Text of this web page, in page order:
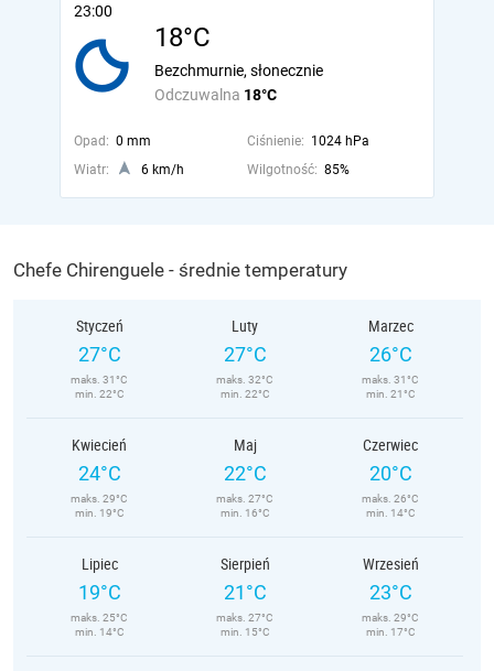
23:00
18°C
Odczuwalna 18°C
Bezchmurnie, słonecznie
Opad: 0 mm Ciśnienie: 1024 hPa
Wiatr:
6 km/h Wilgotność: 85%
Chefe Chirenguele - średnie temperatury
Styczeń
27°C
maks. 31°C
min. 22°C
Luty
27°C
maks. 32°C
min. 22°C
Marzec
26°C
maks. 31°C
min. 21°C
Kwiecień
24°C
maks. 29°C
min. 19°C
Maj
22°C
maks. 27°C
min. 16°C
Czerwiec
20°C
maks. 26°C
min. 14°C
Lipiec
19°C
maks. 25°C
min. 14°C
Sierpień
21°C
maks. 27°C
min. 15°C
Wrzesień
23°C
maks. 29°C
min. 17°C